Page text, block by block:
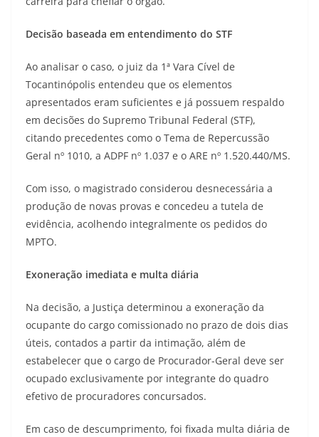
Decisão baseada em entendimento do STF
Ao analisar o caso, o juiz da 1ª Vara Cível de
Tocantinópolis entendeu que os elementos
apresentados eram suficientes e já possuem respaldo
em decisões do Supremo Tribunal Federal (STF),
citando precedentes como o Tema de Repercussão
Geral nº 1010, a ADPF nº 1.037 e o ARE nº 1.520.440/MS.
Com isso, o magistrado considerou desnecessária a
produção de novas provas e concedeu a tutela de
evidência, acolhendo integralmente os pedidos do
MPTO.
Exoneração imediata e multa diária
Na decisão, a Justiça determinou a exoneração da
ocupante do cargo comissionado no prazo de dois dias
úteis, contados a partir da intimação, além de
estabelecer que o cargo de Procurador-Geral deve ser
ocupado exclusivamente por integrante do quadro
efetivo de procuradores concursados.
Em caso de descumprimento, foi fixada multa diária de